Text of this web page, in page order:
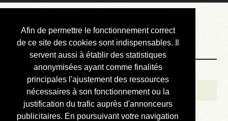
Afin de permettre le fonctionnement correct
de ce site des cookies sont indispensables. Il
servent aussi à établir des statistiques
anonymisées ayant comme finalités
principales l'ajustement des ressources
nécessaires à son fonctionnement ou la
justification du trafic auprès d'annonceurs
publicitaires. En poursuivant votre navigation
Courbis, « LE »
Blog Officiel
Bienvenue
Réalisations
Divers (et d’été)